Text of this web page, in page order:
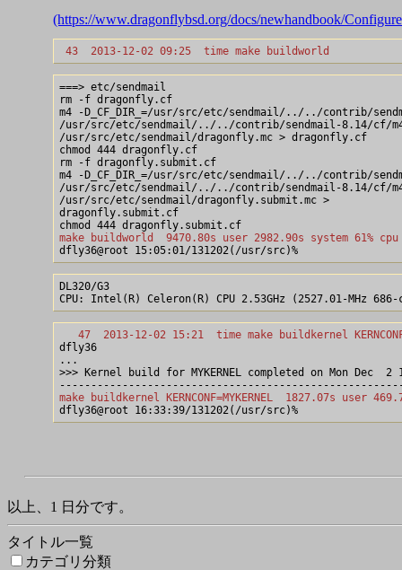
(https://www.dragonflybsd.org/docs/newhandbook/
43  2013-12-02 09:25  time make buildworld
===> etc/sendmail
rm -f dragonfly.cf
m4 -D_CF_DIR_=/usr/src/etc/sendmail/../../contrib/
/usr/src/etc/sendmail/../../contrib/sendmail-8.14/cf/
/usr/src/etc/sendmail/dragonfly.mc > dragonfly.cf
chmod 444 dragonfly.cf
rm -f dragonfly.submit.cf
m4 -D_CF_DIR_=/usr/src/etc/sendmail/../../contrib/
/usr/src/etc/sendmail/../../contrib/sendmail-8.14/cf/
/usr/src/etc/sendmail/dragonfly.submit.mc >
dragonfly.submit.cf
make buildworld  9470.80s user 2982.90s system 61%
DL320/G3
47  2013-12-02 15:21  time make buildkernel
dfly36
...
>>> Kernel build for MYKERNEL completed on Mon Dec  2
make buildkernel KERNCONF=MYKERNEL  1827.07s user
以上、1 日分です。
タイトル一覧
カテゴリ分類